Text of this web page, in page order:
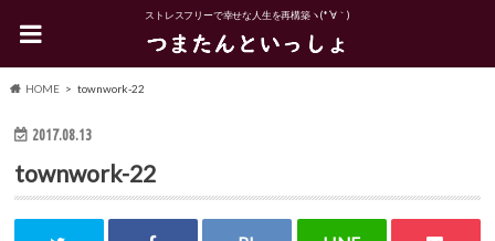
ストレスフリーで幸せな人生を再構築ヽ(*´∀｀)
HOME townwork-22
2017.08.13
townwork-22